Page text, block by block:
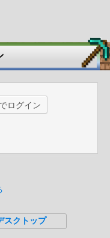
ログイン
スクトップ